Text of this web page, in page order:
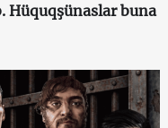
Hüquqşünaslar buna